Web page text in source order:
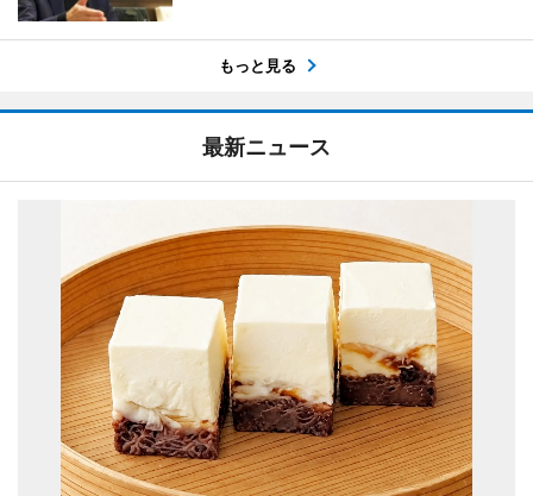
もっと見る
最新ニュース